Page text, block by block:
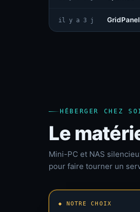
il y a 3 j GridPanel
HÉBERGER CHEZ
Le
Mini-PC et NAS
pour faire tourner un
◆ NOTRE CHOIX